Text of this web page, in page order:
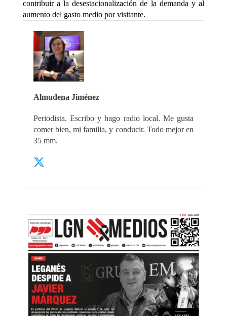
contribuir a la desestacionalización de la demanda y al
aumento del gasto medio por visitante.
Almudena Jiménez
Periodista. Escribo y hago radio local. Me gusta
comer bien, mi familia, y conducir. Todo mejor en
35 mm.